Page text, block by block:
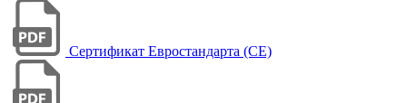
Сертификат Евростандарта (CE)